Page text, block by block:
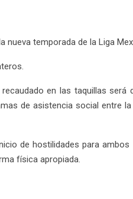
temporada de la Liga
en las taquillas
de asistencia social entre
de hostilidades para
física apropiada.